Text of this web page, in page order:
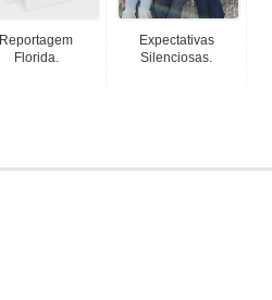
Reportagem
Florida.
Expectativas
Silenciosas.